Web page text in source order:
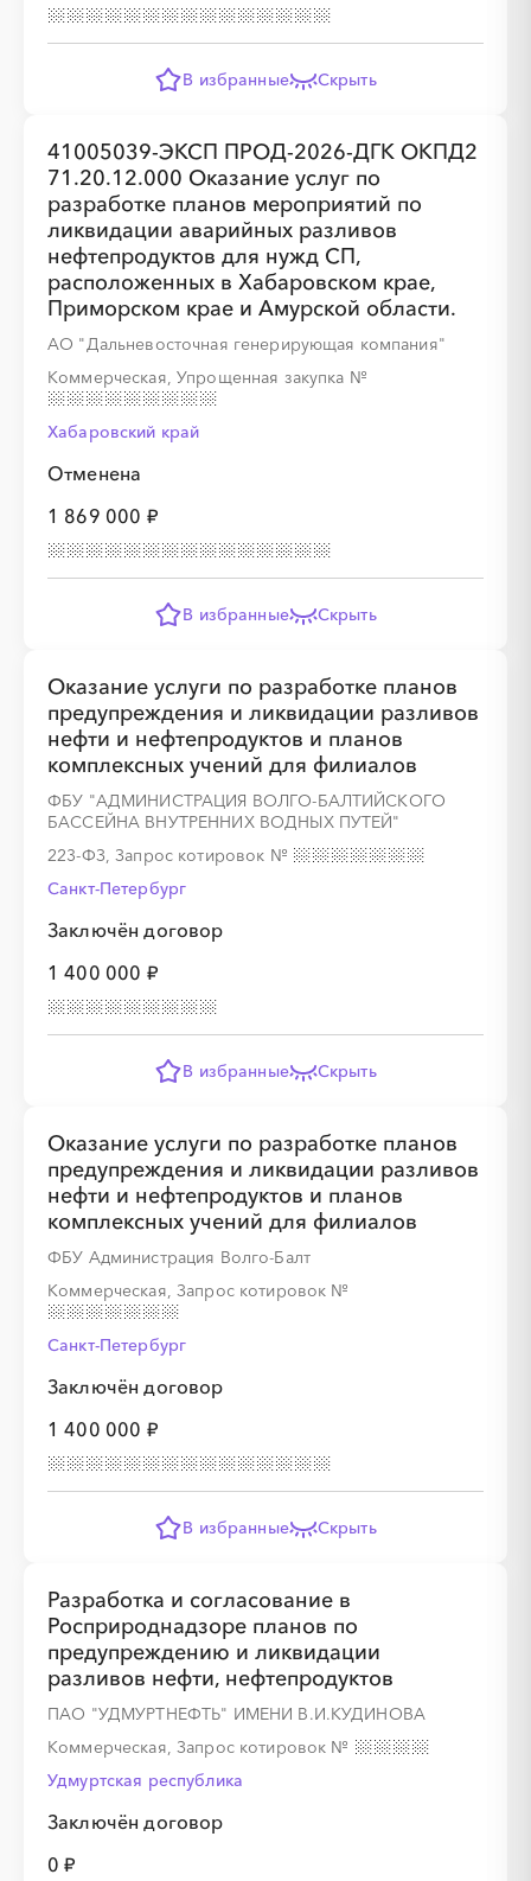
В избранные Скрыть
41005039-ЭКСП ПРОД-2026-ДГК ОКПД2
71.20.12.000 Оказание услуг по
разработке планов мероприятий по
ликвидации аварийных разливов
нефтепродуктов для нужд СП,
расположенных в Хабаровском крае,
Приморском крае и Амурской области.
АО "Дальневосточная генерирующая компания"
Коммерческая, Упрощенная закупка №
Хабаровский край
Отменена
1 869 000 ₽
В избранные Скрыть
Оказание услуги по разработке планов
предупреждения и ликвидации разливов
нефти и нефтепродуктов и планов
комплексных учений для филиалов
ФБУ "АДМИНИСТРАЦИЯ ВОЛГО-БАЛТИЙСКОГО
БАССЕЙНА ВНУТРЕННИХ ВОДНЫХ ПУТЕЙ"
223-ФЗ, Запрос котировок №
Санкт-Петербург
Заключён договор
1 400 000 ₽
В избранные Скрыть
Оказание услуги по разработке планов
предупреждения и ликвидации разливов
нефти и нефтепродуктов и планов
комплексных учений для филиалов
ФБУ Администрация Волго-Балт
Коммерческая, Запрос котировок №
Санкт-Петербург
Заключён договор
1 400 000 ₽
В избранные Скрыть
Разработка и согласование в
Росприроднадзоре планов по
предупреждению и ликвидации
разливов нефти, нефтепродуктов
ПАО "УДМУРТНЕФТЬ" ИМЕНИ В.И.КУДИНОВА
Коммерческая, Запрос котировок №
Удмуртская республика
Заключён договор
0 ₽